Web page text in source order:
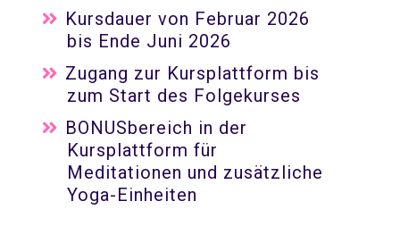
Kursdauer von Februar 2026
bis Ende Juni 2026
Zugang zur Kursplattform bis
zum Start des Folgekurses
BONUSbereich in der
Kursplattform für
Meditationen und zusätzliche
Yoga-Einheiten